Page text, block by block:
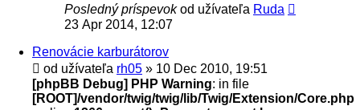
Posledný príspevokod užívateľa Ruda
23 Apr 2014, 12:07
Renovácie karburátorov
od užívateľa rh05 » 10 Dec 2010, 19:51
[phpBB Debug] PHP Warning: in file
[ROOT]/vendor/twig/twig/lib/Twig/Extension/Core.php